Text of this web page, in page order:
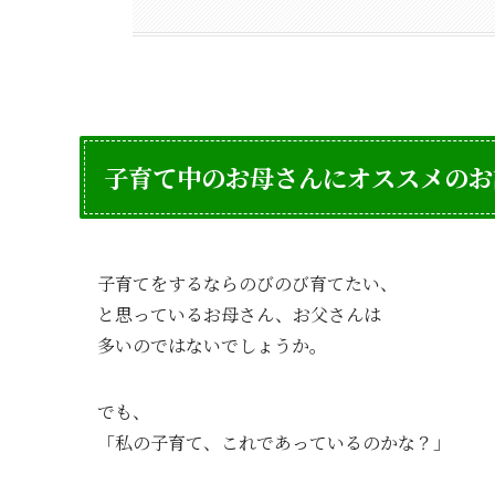
子育て中のお母さんにオススメの
子育てをするならのびのび育てたい、
と思っているお母さん、お父さんは
多いのではないでしょうか。
でも、
「私の子育て、これであっているのかな？」